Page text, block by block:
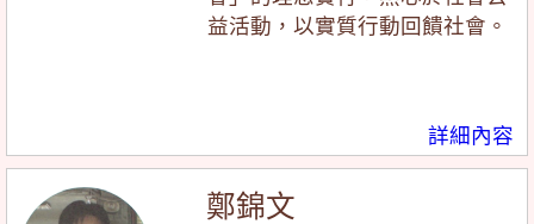
詳細內容
益活動，以實質行動回饋社會。
鄭錦文